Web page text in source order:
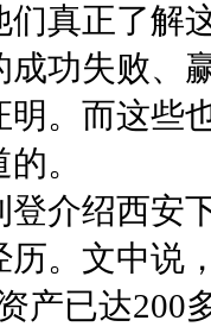
真正了解
功失败、
明。而这些
。
介绍西安
。文中说
产已达200